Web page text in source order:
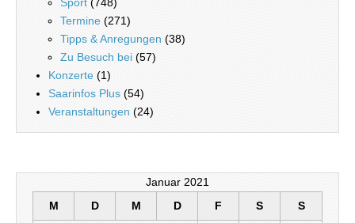
Sport (748)
Termine (271)
Tipps & Anregungen (38)
Zu Besuch bei (57)
Konzerte (1)
Saarinfos Plus (54)
Veranstaltungen (24)
Januar 2021
M
D M D F S S